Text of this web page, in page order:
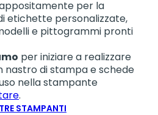
per la
etichette personalizzate,
e pittogrammi pronti
per iniziare a realizzare
nastro di stampa e schede
nella stampante
.
STAMPANTI